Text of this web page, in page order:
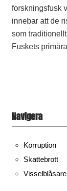
forskningsfusk
innebar att de
som
Fuskets
Navigera
Korruption
Skattebrott
Visselblåsare